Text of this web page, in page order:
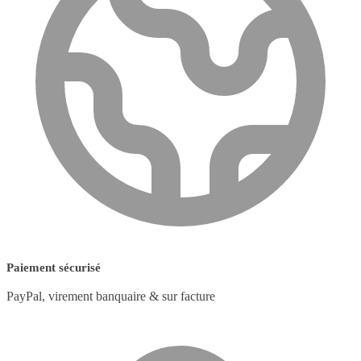
Paiement sécurisé
PayPal, virement banquaire & sur facture